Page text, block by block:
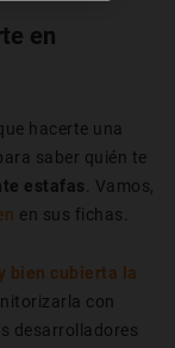
en
hacerte una
saber quién te
estafas . Vamos,
en sus fichas.
bien cubierta la
con
desarrolladores